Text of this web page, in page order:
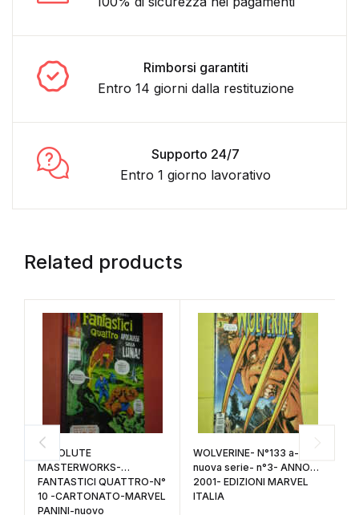
Rimborsi garantiti
Entro 14 giorni dalla restituzione
Supporto 24/7
Entro 1 giorno lavorativo
Related products
ABSOLUTE
MASTERWORKS-
FANTASTICI QUATTRO-N°
10 -CARTONATO-MARVEL
PANINI-nuovo
WOLVERINE- N°133 a-
nuova serie- n°3- ANNO
2001- EDIZIONI MARVEL
ITALIA